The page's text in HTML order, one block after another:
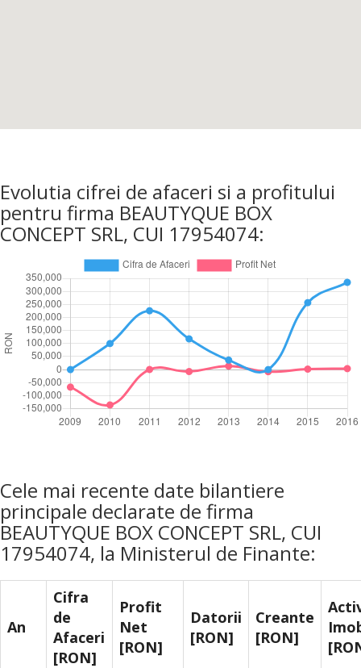
Evolutia cifrei de afaceri si a profitului
pentru firma BEAUTYQUE BOX
CONCEPT SRL, CUI 17954074:
Cele mai recente date bilantiere
principale declarate de firma
BEAUTYQUE BOX CONCEPT SRL, CUI
17954074, la Ministerul de Finante:
An
Cifra
de
Afaceri
[RON]
Profit
Net
[RON]
Datorii
[RON]
Creante
[RON]